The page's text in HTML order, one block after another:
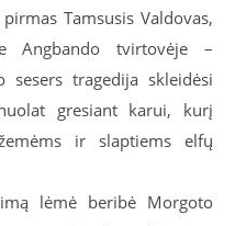
Tamsusis Valdovas,
Angbando tvirtovėje –
tragedija skleidėsi
gresiant karui, kurį
ir slaptiems elfų
lėmė beribė Morgoto